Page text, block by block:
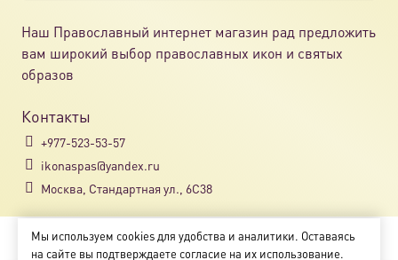
Наш Православный интернет магазин рад предложить
вам широкий выбор православных икон и святых
образов
Контакты
+977-523-53-57
ikonaspas@yandex.ru
Москва, Стандартная ул., 6С38
Copyright © 2018-2025
Мы используем cookies для удобства и аналитики. Оставаясь
на сайте вы подтверждаете согласие на их использование.